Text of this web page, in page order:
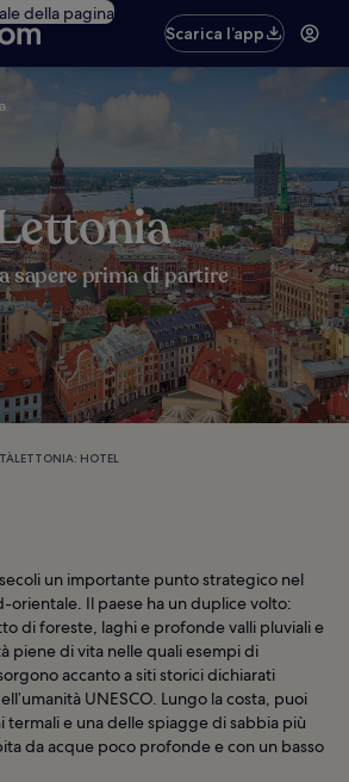
della pagina
Scarica l’app
sapere prima di partire
LETTONIA: HOTEL
un importante punto strategico nel
orientale. Il paese ha un duplice volto:
di foreste, laghi e profonde valli pluviali e
piene di vita nelle quali esempi di
accanto a siti storici dichiarati
UNESCO. Lungo la costa, puoi
termali e una delle spiagge di sabbia più
da acque poco profonde e con un basso